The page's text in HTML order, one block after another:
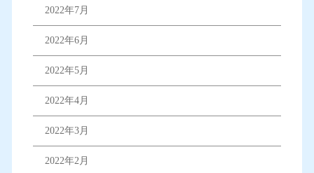
2022年7月
2022年6月
2022年5月
2022年4月
2022年3月
2022年2月